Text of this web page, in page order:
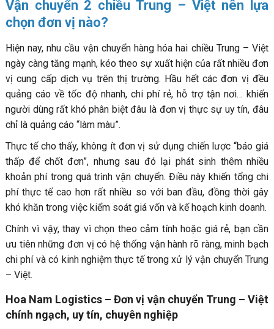
Vận chuyển 2 chiều Trung – Việt nên lựa
chọn đơn vị nào?
Hiện nay, nhu cầu vận chuyển hàng hóa hai chiều Trung – Việt
ngày càng tăng mạnh, kéo theo sự xuất hiện của rất nhiều đơn
vị cung cấp dịch vụ trên thị trường. Hầu hết các đơn vị đều
quảng cáo về tốc độ nhanh, chi phí rẻ, hỗ trợ tận nơi… khiến
người dùng rất khó phân biệt đâu là đơn vị thực sự uy tín, đâu
chỉ là quảng cáo “làm màu”.
Thực tế cho thấy, không ít đơn vị sử dụng chiến lược “báo giá
thấp để chốt đơn”, nhưng sau đó lại phát sinh thêm nhiều
khoản phí trong quá trình vận chuyển. Điều này khiến tổng chi
phí thực tế cao hơn rất nhiều so với ban đầu, đồng thời gây
khó khăn trong việc kiểm soát giá vốn và kế hoạch kinh doanh.
Chính vì vậy, thay vì chọn theo cảm tính hoặc giá rẻ, bạn cần
ưu tiên những đơn vị có hệ thống vận hành rõ ràng, minh bạch
chi phí và có kinh nghiệm thực tế trong xử lý vận chuyển Trung
– Việt.
Hoa Nam Logistics – Đơn vị vận chuyển Trung – Việt
chính ngạch, uy tín, chuyên nghiệp